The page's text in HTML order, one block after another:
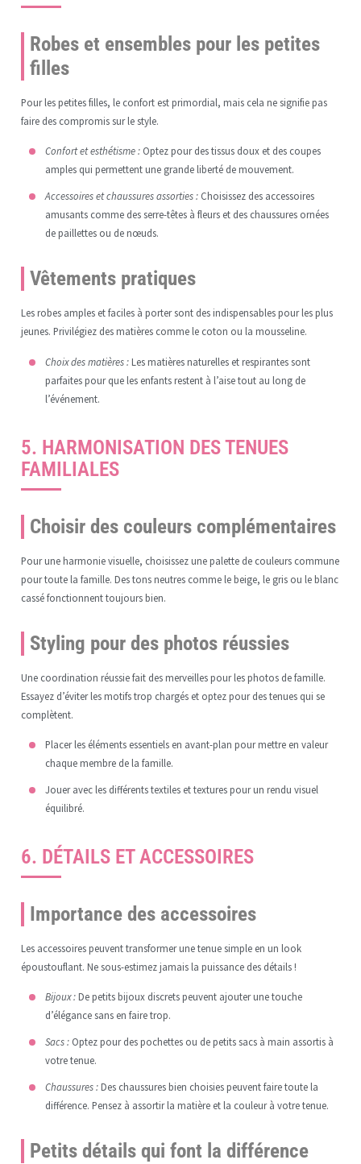
Robes et ensembles pour les petites
filles
Pour les petites filles, le confort est primordial, mais cela ne signifie pas
faire des compromis sur le style.
Confort et esthétisme :Optez pour des tissus doux et des coupes
amples qui permettent une grande liberté de mouvement.
Accessoires et chaussures assorties :Choisissez des accessoires
amusants comme des serre-têtes à fleurs et des chaussures ornées
de paillettes ou de nœuds.
Vêtements pratiques
Les robes amples et faciles à porter sont des indispensables pour les plus
jeunes. Privilégiez des matières comme le coton ou la mousseline.
Choix des matières :Les matières naturelles et respirantes sont
parfaites pour que les enfants restent à l’aise tout au long de
l’événement.
5. HARMONISATION DES TENUES
FAMILIALES
Choisir des couleurs complémentaires
Pour une harmonie visuelle, choisissez une palette de couleurs commune
pour toute la famille. Des tons neutres comme le beige, le gris ou le blanc
cassé fonctionnent toujours bien.
Styling pour des photos réussies
Une coordination réussie fait des merveilles pour les photos de famille.
Essayez d’éviter les motifs trop chargés et optez pour des tenues qui se
complètent.
Placer les éléments essentiels en avant-plan pour mettre en valeur
chaque membre de la famille.
Jouer avec les différents textiles et textures pour un rendu visuel
équilibré.
6. DÉTAILS ET ACCESSOIRES
Importance des accessoires
Les accessoires peuvent transformer une tenue simple en un look
époustouflant. Ne sous-estimez jamais la puissance des détails !
Bijoux :De petits bijoux discrets peuvent ajouter une touche
d’élégance sans en faire trop.
Sacs :Optez pour des pochettes ou de petits sacs à main assortis à
votre tenue.
Chaussures :Des chaussures bien choisies peuvent faire toute la
différence. Pensez à assortir la matière et la couleur à votre tenue.
Petits détails qui font la différence